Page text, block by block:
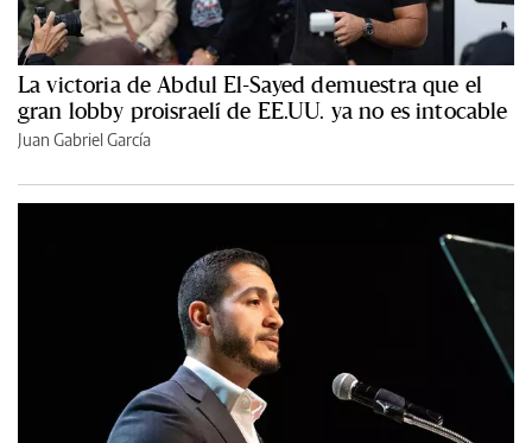
La victoria de Abdul El-Sayed demuestra que el
gran lobby proisraelí de EE.UU. ya no es intocable
Juan Gabriel García